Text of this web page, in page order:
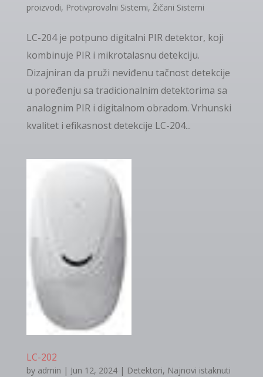
proizvodi, Protivprovalni Sistemi, Žičani Sistemi
LC-204 je potpuno digitalni PIR detektor, koji
kombinuje PIR i mikrotalasnu detekciju.
Dizajniran da pruži neviđenu tačnost detekcije
u poređenju sa tradicionalnim detektorima sa
analognim PIR i digitalnom obradom. Vrhunski
kvalitet i efikasnost detekcije LC-204...
LC-202
by admin | Jun 12, 2024| Detektori, Najnovi istaknuti